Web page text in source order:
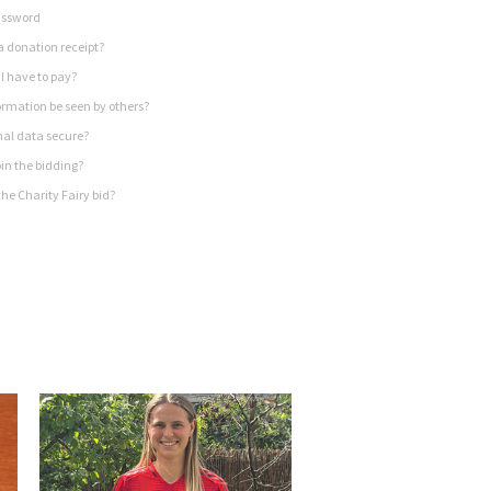
donation receipt?
have to pay?
be seen by others?
data secure?
the bidding?
Charity Fairy bid?